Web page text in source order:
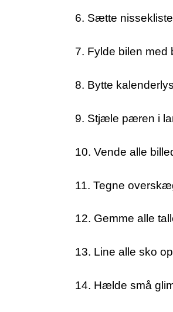
6. Sætte
7. Fylde bilen med
8. Bytte
9. Stjæle pæren i
10. Vende alle
11. Tegne
12. Gemme alle
13. Line alle sko
14. Hælde små